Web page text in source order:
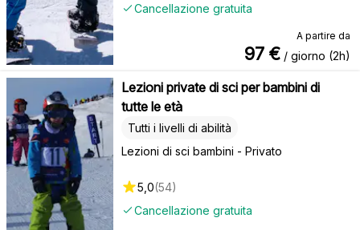
Cancellazione gratuita
A partire da
97 € / giorno (2h)
Lezioni private di sci per bambini di
tutte le età
Lezioni di sci bambini - Privato
Tutti i livelli di abilità
Cancellazione gratuita
5,0(54)